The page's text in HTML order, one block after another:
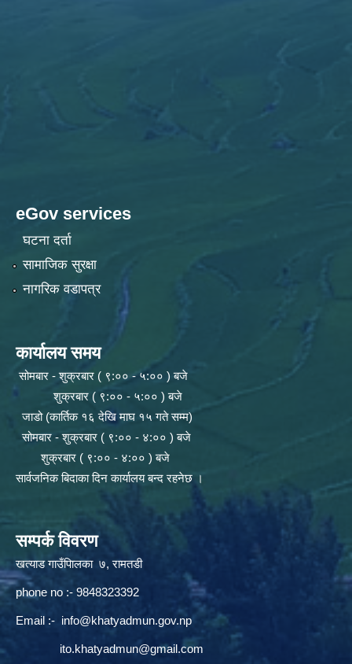
eGov services
घटना दर्ता
सामाजिक सुरक्षा
नागरिक वडापत्र
कार्यालय समय
सोमबार - शुक्रबार ( ९:०० - ५:०० ) बजे
शुक्रबार ( ९:०० - ५:०० ) बजे
जाडो (कार्तिक १६ देखि माघ १५ गते सम्म)
सोमबार - शुक्रबार ( ९:०० - ४:०० ) बजे
शुक्रबार ( ९:०० - ४:०० ) बजे
सार्वजनिक बिदाका दिन कार्यालय बन्द रहनेछ ।
सम्पर्क विवरण
खत्याड गाउँपािलका ७, रामतडी
phone no :- 9848323392
Email :- info@khatyadmun.gov.np
ito.khatyadmun@gmail.com